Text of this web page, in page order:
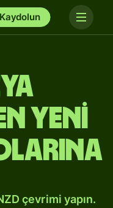
Kaydolun
Yeni
çevrimi yapın.